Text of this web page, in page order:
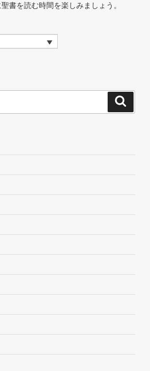
書を読む時間を楽しみましょう。